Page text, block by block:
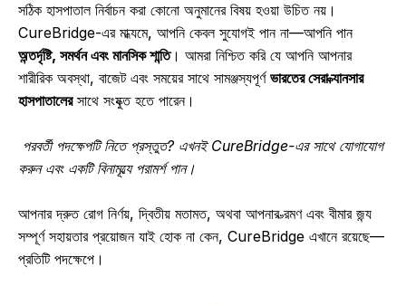
সঠিক হাসপাতাল নির্বাচন করা কোনো অনুমানের বিষয় হওয়া উচিত নয়।
CureBridge-এর মাধ্যমে, আপনি কেবল সুযোগই পান না—আপনি পান
অন্তর্দৃষ্টি, সমর্থন এবং মানসিক শান্তি। আমরা নিশ্চিত করি যে আপনি আপনার
শারীরিক অবস্থা, বাজেট এবং সময়ের সাথে সামঞ্জস্যপূর্ণ ভারতের সেরা ক্যানসার
হাসপাতালের সাথে সংযুক্ত হতে পারেন।
পরবর্তী পদক্ষেপটি নিতে প্রস্তুত? এখনই CureBridge-এর সাথে যোগাযোগ
করুন এবং একটি বিনামূল্যে পরামর্শ পান।
আপনার দ্রুত রোগ নির্ণয়, দ্বিতীয় মতামত, অথবা আপনার ভ্রমণ এবং বীমার জন্য
সম্পূর্ণ সহায়তার প্রয়োজন যাই হোক না কেন, CureBridge এখানে রয়েছে—
প্রতিটি পদক্ষেপে।